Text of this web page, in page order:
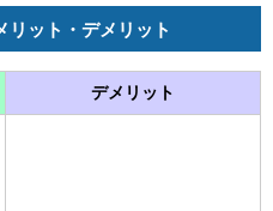
リット・デメリット
デメリット